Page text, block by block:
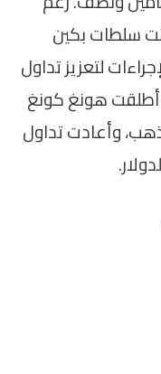
سلطات بكين
لتعزيز تداول
أطلقت هونغ كونغ
وأعادت تداول